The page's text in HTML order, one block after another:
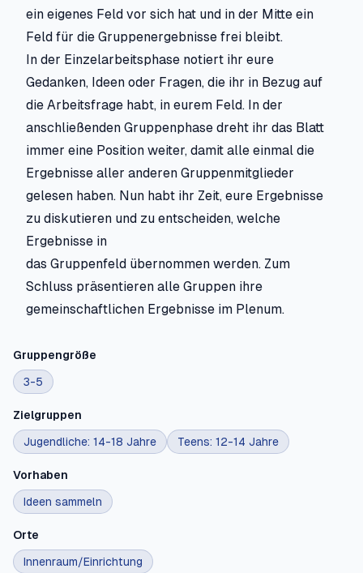
ein eigenes Feld vor sich hat und in der Mitte ein
Feld für die Gruppenergebnisse frei bleibt.
In der Einzelarbeitsphase notiert ihr eure
Gedanken, Ideen oder Fragen, die ihr in Bezug auf
die Arbeitsfrage habt, in eurem Feld. In der
anschließenden Gruppenphase dreht ihr das Blatt
immer eine Position weiter, damit alle einmal die
Ergebnisse aller anderen Gruppenmitglieder
gelesen haben. Nun habt ihr Zeit, eure Ergebnisse
zu diskutieren und zu entscheiden, welche
Ergebnisse in
das Gruppenfeld übernommen werden. Zum
Schluss präsentieren alle Gruppen ihre
gemeinschaftlichen Ergebnisse im Plenum.
Gruppengröße
3-5
Zielgruppen
Jugendliche: 14-18 Jahre Teens: 12-14 Jahre
Vorhaben
Ideen sammeln
Orte
Innenraum/Einrichtung